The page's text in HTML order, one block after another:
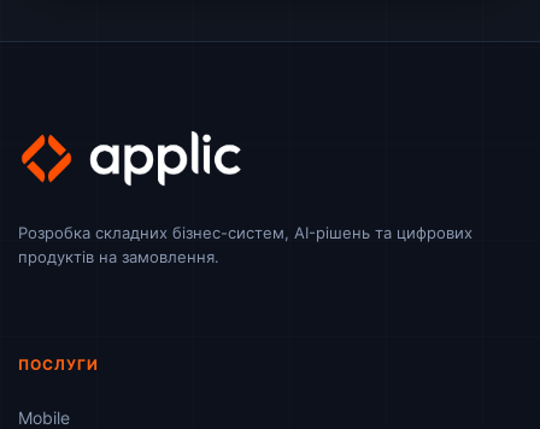
Розробка складних бізнес-систем, AI-рішень та цифрових
продуктів на замовлення.
ПОСЛУГИ
Mobile